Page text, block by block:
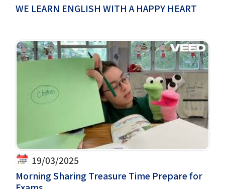
WE LEARN ENGLISH WITH A HAPPY HEART
19/03/2025
Morning Sharing Treasure Time Prepare for